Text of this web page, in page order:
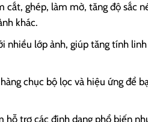
cắt, ghép, làm mờ, tăng độ sắc
khác.
nhiều lớp ảnh, giúp tăng tính
chục bộ lọc và hiệu ứng để
trợ các định dạng phổ biến như